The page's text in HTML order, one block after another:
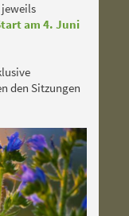
jeweils
am 4. Juni
den Sitzungen